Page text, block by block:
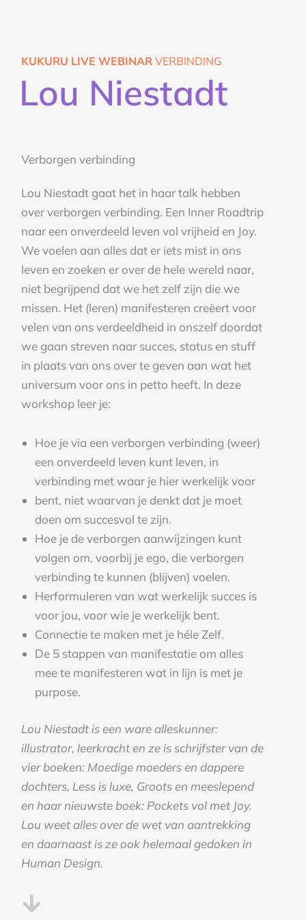
KUKURU LIVE WEBINARVERBINDING
Lou Niestadt
Verborgen verbinding
Lou Niestadt gaat het in haar talk hebben
over verborgen verbinding. Een Inner Roadtrip
naar een onverdeeld leven vol vrijheid en Joy.
We voelen aan alles dat er iets mist in ons
leven en zoeken er over de hele wereld naar,
niet begrijpend dat we het zelf zijn die we
missen. Het (leren) manifesteren creëert voor
velen van ons verdeeldheid in onszelf doordat
we gaan streven naar succes, status en stuff
in plaats van ons over te geven aan wat het
universum voor ons in petto heeft. In deze
workshop leer je:
Hoe je via een verborgen verbinding (weer)
een onverdeeld leven kunt leven, in
verbinding met waar je hier werkelijk voor
bent, niet waarvan je denkt dat je moet
doen om succesvol te zijn.
Hoe je de verborgen aanwijzingen kunt
volgen om, voorbij je ego, die verborgen
verbinding te kunnen (blijven) voelen.
Herformuleren van wat werkelijk succes is
voor jou, voor wie je werkelijk bent.
Connectie te maken met je héle Zelf.
De 5 stappen van manifestatie om alles
mee te manifesteren wat in lijn is met je
purpose.
Lou Niestadt is een ware alleskunner:
illustrator, leerkracht en ze is schrijfster van de
vier boeken: Moedige moeders en dappere
dochters, Less is luxe, Groots en meeslepend
en haar nieuwste boek: Pockets vol met Joy.
Lou weet alles over de wet van aantrekking
en daarnaast is ze ook helemaal gedoken in
Human Design.